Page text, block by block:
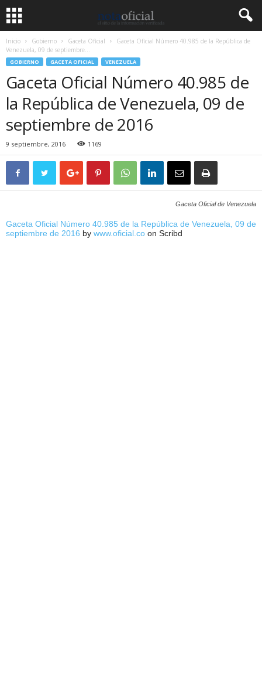
Inicio Gobierno Gaceta Oficial
Gaceta Oficial Número 40.985 de la República de
Venezuela, 09 de septiembre...
GOBIERNO GACETA OFICIAL VENEZUELA
Gaceta Oficial Número 40.985 de
la República de Venezuela, 09 de
septiembre de 2016
9 septiembre, 2016 1169
Gaceta Oficial de Venezuela
Gaceta Oficial Número 40.985 de la República de Venezuela, 09 de
septiembre de 2016 by www.oficial.co on Scribd